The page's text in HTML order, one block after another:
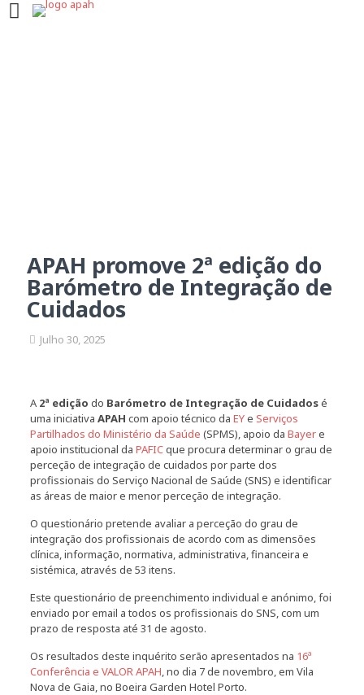
APAH promove 2ª edição do
Barómetro de Integração de
Cuidados
Julho 30, 2025
A2ª edição do Barómetro de Integração de Cuidadosé
uma iniciativa APAH com apoio técnico da EYe Serviços
Partilhados do Ministério da Saúde (SPMS), apoio da Bayere
apoio institucional da PAFICque procura determinar o grau de
perceção de integração de cuidados por parte dos
profissionais do Serviço Nacional de Saúde (SNS) e identificar
as áreas de maior e menor perceção de integração.
O questionário pretende avaliar a perceção do grau de
integração dos profissionais de acordo com as dimensões
clínica, informação, normativa, administrativa, financeira e
sistémica, através de 53 itens.
Este questionário de preenchimento individual e anónimo, foi
enviado por email a todos os profissionais do SNS, com um
prazo de resposta até 31 de agosto.
Os resultados deste inquérito serão apresentados na 16ª
Conferência e VALOR APAH, no dia 7 de novembro, em Vila
Nova de Gaia, no Boeira Garden Hotel Porto.